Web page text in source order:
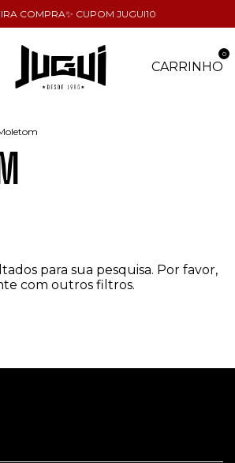
COMPRA✨ CUPOM JUGUI10
CARRINHO
0
para sua pesquisa. Por favor,
com outros filtros.